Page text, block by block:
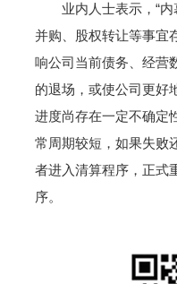
业内人士表示，“
并购、股权转让等事宜
响公司当前债务、经营
的退场，或使公司更好
进度尚存在一定不确定
常周期较短，如果失败
者进入清算程序，正式
序。